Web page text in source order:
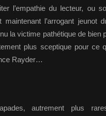
l’empathie du lecteur, ou
l’arrogant jeunot
la victime pathétique de bien
plus sceptique pour ce
Rayder…
autrement plus